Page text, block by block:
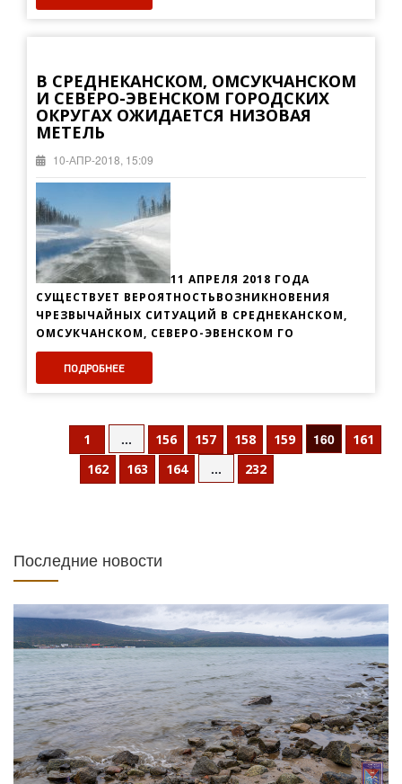
В СРЕДНЕКАНСКОМ, ОМСУКЧАНСКОМ
И СЕВЕРО-ЭВЕНСКОМ ГОРОДСКИХ
ОКРУГАХ ОЖИДАЕТСЯ НИЗОВАЯ
МЕТЕЛЬ
10-АПР-2018, 15:09
11 АПРЕЛЯ 2018 ГОДА
СУЩЕСТВУЕТ ВЕРОЯТНОСТЬВОЗНИКНОВЕНИЯ
ЧРЕЗВЫЧАЙНЫХ СИТУАЦИЙ В СРЕДНЕКАНСКОМ,
ОМСУКЧАНСКОМ, СЕВЕРО-ЭВЕНСКОМ ГО
ПОДРОБНЕЕ
1 ... 156 157 158 159 160
161
162
163 164 ... 232
Последние новости